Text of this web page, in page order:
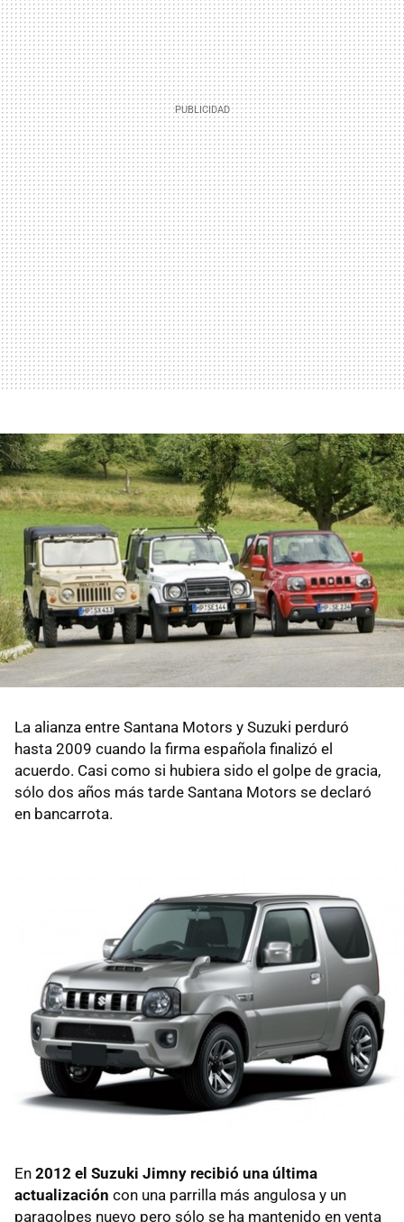
La alianza entre Santana Motors y Suzuki perduró
hasta 2009 cuando la firma española finalizó el
acuerdo. Casi como si hubiera sido el golpe de gracia,
sólo dos años más tarde Santana Motors se declaró
en bancarrota.
En 2012 el Suzuki Jimny recibió una última
actualización con una parrilla más angulosa y un
paragolpes nuevo pero sólo se ha mantenido en venta